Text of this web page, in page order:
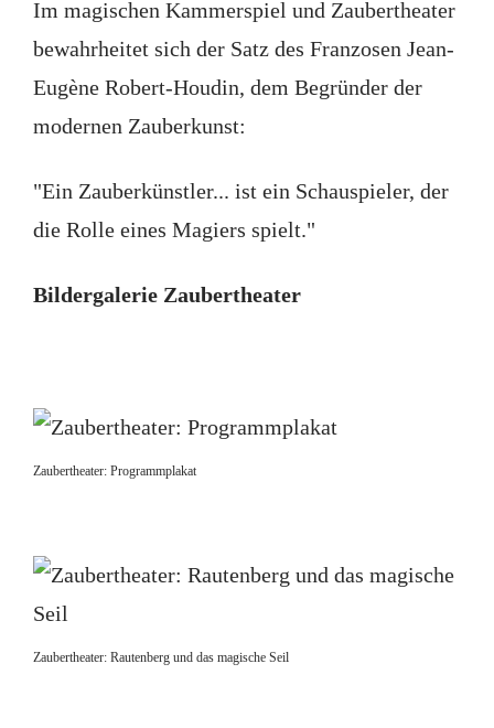
Im magischen Kammerspiel und Zaubertheater
bewahrheitet sich der Satz des Franzosen Jean-
Eugène Robert-Houdin, dem Begründer der
modernen Zauberkunst:
"Ein Zauberkünstler... ist ein Schauspieler, der
die Rolle eines Magiers spielt."
Bildergalerie Zaubertheater
Zaubertheater: Programmplakat
Zaubertheater: Rautenberg und das magische Seil